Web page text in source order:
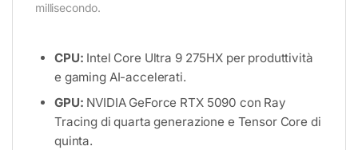
millisecondo.
CPU: Intel Core Ultra 9 275HX per produttività
e gaming AI-accelerati.
GPU: NVIDIA GeForce RTX 5090 con Ray
Tracing di quarta generazione e Tensor Core di
quinta.